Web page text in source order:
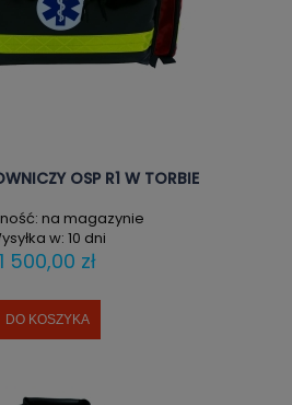
OSP R1 W TORBIE
na magazynie
w: 10 dni
1 500,00 zł
DO KOSZYKA